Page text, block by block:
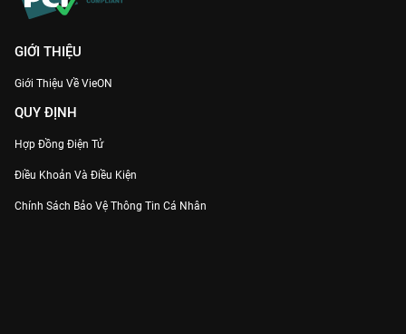
GIỚI THIỆU
Giới Thiệu Về VieON
QUY ĐỊNH
Hợp Đồng Điện Tử
Điều Khoản Và Điều Kiện
Chính Sách Bảo Vệ Thông Tin Cá Nhân